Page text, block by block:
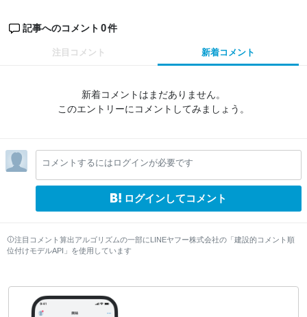
記事へのコメント 0件
注目コメント 新着コメント
新着コメントはまだありません。
このエントリーにコメントしてみましょう。
コメントするにはログインが必要です
ログインしてコメント
注目コメント算出アルゴリズムの一部にLINEヤフー株式会社の「建設的コメント順
位付けモデルAPI」を使用しています